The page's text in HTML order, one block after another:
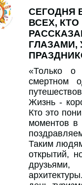
СЕГОДНЯ
ВСЕХ,
ГЛАЗАМИ,
«Только
Жизнь -
Кто это
моментов в
Таким
открытий,
друзьями,